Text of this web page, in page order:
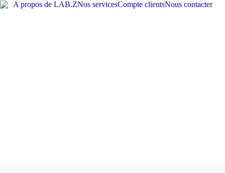
A propos de LAB.ZNos servicesCompte clientsNous contacter